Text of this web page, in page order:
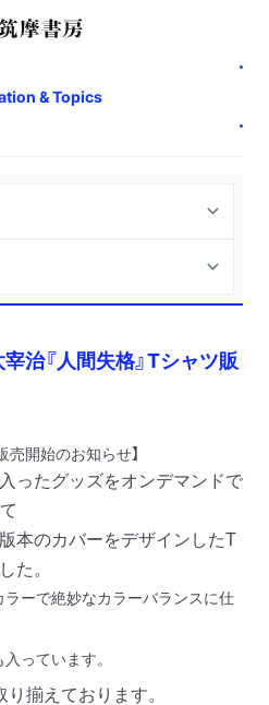
& Topics
治『人間失格』Tシャツ販
売開始のお知らせ】
ったグッズをオンデマンドで
本のカバーをデザインしたT
た。
ーで絶妙なカラーバランスに仕
っています。
揃えております。